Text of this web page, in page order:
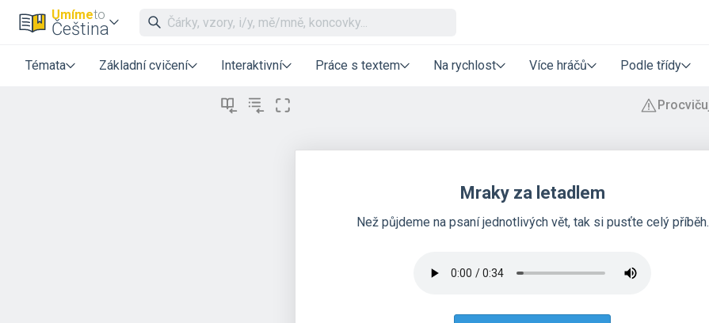
Umímeto
Čeština
Témata Základní cvičení Interaktivní Práce s textem Na rychlost Více hráčů Podle třídy
Mraky za letadlem
Než půjdeme na psaní jednotlivých vět, tak si pusťte celý příběh.